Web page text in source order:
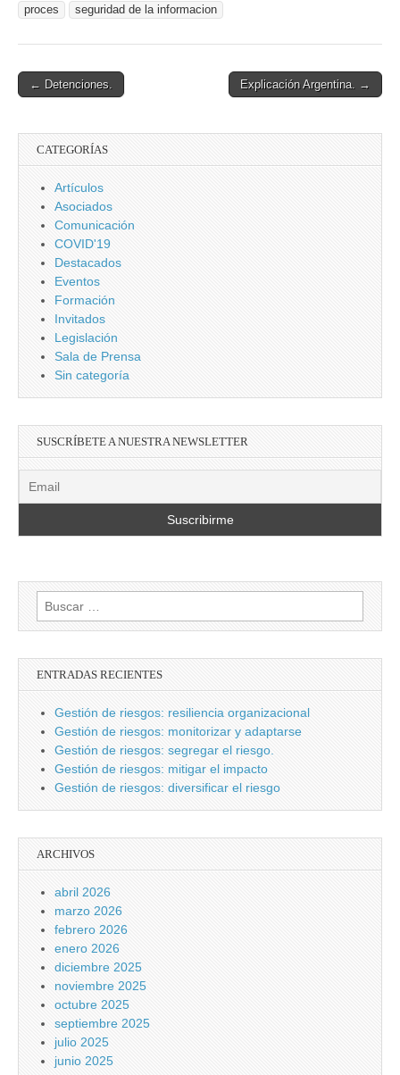
proces
seguridad de la informacion
Post
navigation
← Detenciones. Explicación Argentina. →
CATEGORÍAS
Artículos
Asociados
Comunicación
COVID'19
Destacados
Eventos
Formación
Invitados
Legislación
Sala de Prensa
Sin categoría
SUSCRÍBETE A NUESTRA NEWSLETTER
Buscar:
ENTRADAS RECIENTES
Gestión de riesgos: resiliencia organizacional
Gestión de riesgos: monitorizar y adaptarse
Gestión de riesgos: segregar el riesgo.
Gestión de riesgos: mitigar el impacto
Gestión de riesgos: diversificar el riesgo
ARCHIVOS
abril 2026
marzo 2026
febrero 2026
enero 2026
diciembre 2025
noviembre 2025
octubre 2025
septiembre 2025
julio 2025
junio 2025